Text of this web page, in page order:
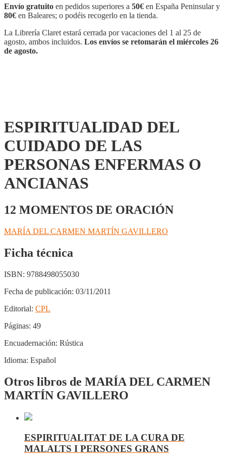
Envío gratuito en pedidos superiores a 50€ en España Peninsular y
80€ en Baleares; o podéis recogerlo en la tienda.
La Librería Claret estará cerrada por vacaciones del 1 al 25 de
agosto, ambos incluidos. Los envíos se retomarán el miércoles 26
de agosto.
ESPIRITUALIDAD DEL
CUIDADO DE LAS
PERSONAS ENFERMAS O
ANCIANAS
12 MOMENTOS DE ORACIÓN
MARÍA DEL CARMEN MARTÍN GAVILLERO
Ficha técnica
ISBN: 9788498055030
Fecha de publicación: 03/11/2011
Editorial: CPL
Páginas: 49
Encuadernación: Rústica
Idioma: Español
Otros libros de MARÍA DEL CARMEN
MARTÍN GAVILLERO
ESPIRITUALITAT DE LA CURA DE
MALALTS I PERSONES GRANS